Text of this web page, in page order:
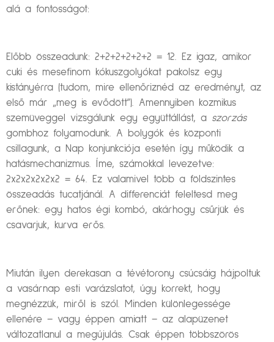
alá a fontosságot:
Előbb összeadunk: 2+2+2+2+2+2 = 12. Ez igaz, amikor
cuki és mesefinom kókuszgolyókat pakolsz egy
kistányérra (tudom, mire ellenőriznéd az eredményt, az
első már „meg is evődött”). Amennyiben kozmikus
szemüveggel vizsgálunk egy együttállást, a szorzás
gombhoz folyamodunk. A bolygók és központi
csillagunk, a Nap konjunkciója esetén így működik a
hatásmechanizmus. Íme, számokkal levezetve:
2x2x2x2x2x2 = 64. Ez valamivel több a földszintes
összeadás tucatjánál. A differenciát feleltesd meg
erőnek: egy hatos égi kombó, akárhogy csűrjük és
csavarjuk, kurva erős.
Miután ilyen derekasan a tévétorony csúcsáig hájpoltuk
a vasárnap esti varázslatot, úgy korrekt, hogy
megnézzük, miről is szól. Minden különlegessége
ellenére – vagy éppen amiatt – az alapüzenet
változatlanul a megújulás. Csak éppen többszörös